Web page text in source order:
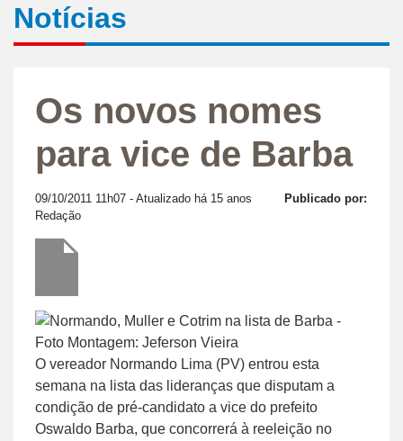
Notícias
Os novos nomes
para vice de Barba
09/10/2011 11h07 - Atualizado há 15 anos
Publicado por:
Redação
O vereador Normando Lima (PV) entrou esta
semana na lista das lideranças que disputam a
condição de pré-candidato a vice do prefeito
Oswaldo Barba, que concorrerá à reeleição no